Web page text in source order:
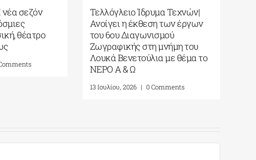
Full Moon Sleepover παρέα με
το σινεμά του Στίβεν
Σπίλμπεργκ στο Κέντρο
Πολιτισμού Ίδρυμα Σταύρος
Νιάρχος (ΚΠΙΣΝ)| Τετάρτη 29
Ιουλίου 2026
0 Comments
Onassis Stegi| H νέα
ξεκινά με παγκόσμιες
πρεμιέρες, μουσική,
και νέους χώρους
16 Ιουλίου, 2026